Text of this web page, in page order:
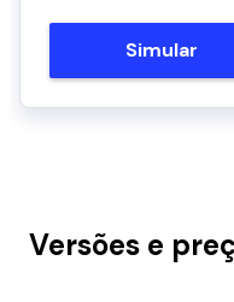
Simular
Versões e